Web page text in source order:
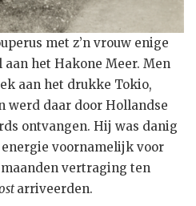
met z’n vrouw enige
het Hakone Meer. Men
aan het drukke Tokio,
werd daar door Hollandse
ontvangen. Hij was danig
voornamelijk voor
vertraging ten
arriveerden.